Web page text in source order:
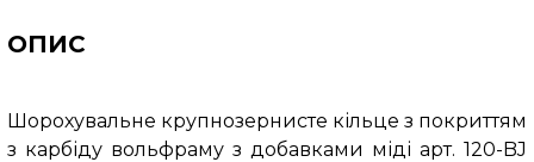
ОПИС
Шорохувальне крупнозернисте кільце з покриттям
з карбіду вольфраму з добавками міді арт. 120-BJ